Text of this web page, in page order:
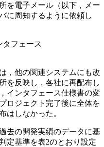
を電子メール（以下，メー
に周知するように依頼し
タフェース
，他の関連システムにも改
を反映し，各社に再配布し
インタフェース仕様書の変
ロジェクト完了後に全体を
はしなかった。
去の開発実績のデータに基
定基準を表2のとおり設定